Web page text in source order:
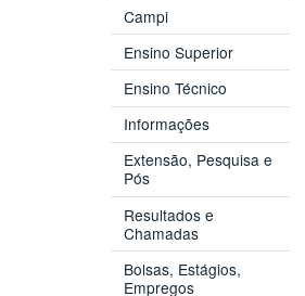
Campi
Ensino Superior
Ensino Técnico
Informações
Extensão, Pesquisa e
Pós
Resultados e
Chamadas
Bolsas, Estágios,
Empregos